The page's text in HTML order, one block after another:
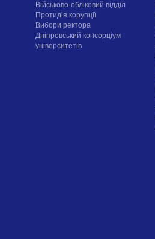
Військово-обліковий відділ
Протидія корупції
Вибори ректора
Дніпровський консорціум
університетів